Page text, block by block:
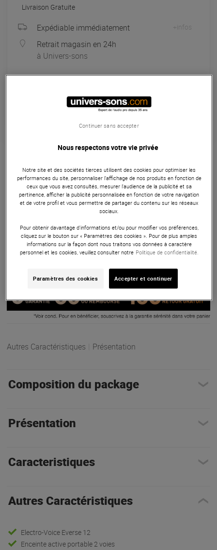
Livraison Gratuite
Expédiable immédiatement +infos
Retrait magasin en 24h
à Univers-sons
/ mois
Apport initial :
Mensualités :
Coût de financement :
Garantie3 ans
Sono portable
Electro-Voice Everse 12 + Cover : enceinte portable 12" sur
batterie avec Bluetooth stéréo, DSP intégré et housse
événements en extérieur et les prestations sans contrainte.
ARTICLE N° 109830
Autres Caractéristiques Présentation
Composition du package
Présentation
Caracteristiques
Autres Caractéristiques
Electro-Voice Everse 12
Enceinte active portable 2 voies
Nous respectons votre vie privée
Notre site et des sociétés tierces utilisent des cookies pour optimiser les
performances du site, personnaliser l’affichage de nos produits en fonction de
ceux que vous avez consultés, mesurer l'audience de la publicité et sa
pertinence, afficher la publicité personnalisée en fonction de votre navigation
et de votre profil et vous permettre de partager du contenu sur les réseaux
sociaux.
Pour obtenir davantage d'informations et/ou pour modifier vos préférences,
cliquez sur le bouton sur « Paramètres des cookies ». Pour de plus amples
informations sur la façon dont nous traitons vos données à caractère
personnel et les cookies, veuillez consulter notre Politique de confidentialité.
Paramètres des cookies Accepter et continuer
Continuer sans accepter